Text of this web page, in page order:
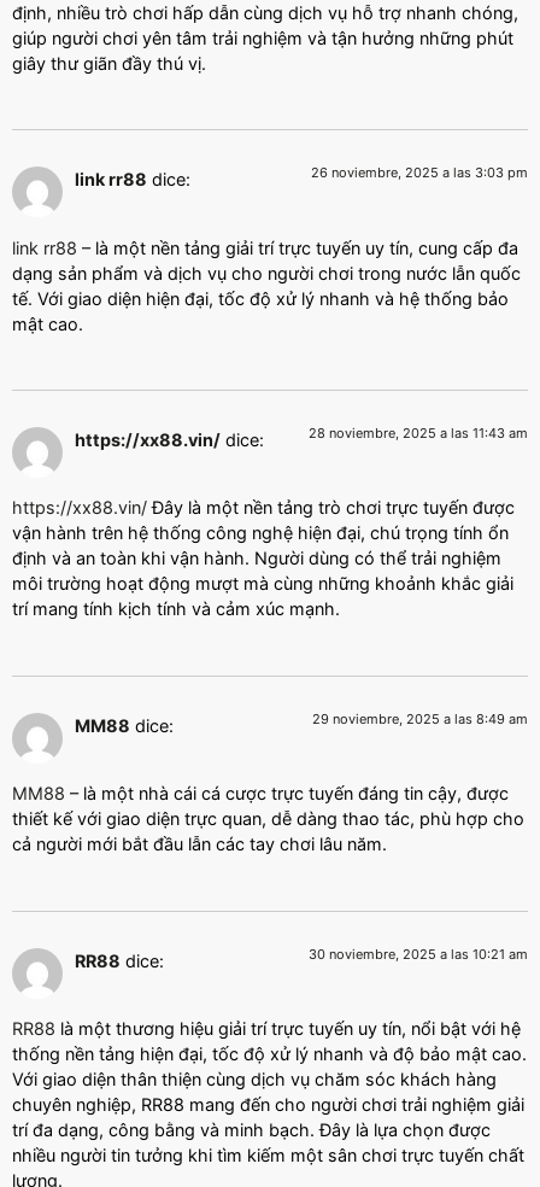
định, nhiều trò chơi hấp dẫn cùng dịch vụ hỗ trợ nhanh chóng,
giúp người chơi yên tâm trải nghiệm và tận hưởng những phút
giây thư giãn đầy thú vị.
link rr88 dice: 26 noviembre, 2025 a las 3:03 pm
link rr88 – là một nền tảng giải trí trực tuyến uy tín, cung cấp đa
dạng sản phẩm và dịch vụ cho người chơi trong nước lẫn quốc
tế. Với giao diện hiện đại, tốc độ xử lý nhanh và hệ thống bảo
mật cao.
https://xx88.vin/ dice: 28 noviembre, 2025 a las 11:43 am
https://xx88.vin/Đây là một nền tảng trò chơi trực tuyến được
vận hành trên hệ thống công nghệ hiện đại, chú trọng tính ổn
định và an toàn khi vận hành. Người dùng có thể trải nghiệm
môi trường hoạt động mượt mà cùng những khoảnh khắc giải
trí mang tính kịch tính và cảm xúc mạnh.
MM88 dice: 29 noviembre, 2025 a las 8:49 am
MM88 – là một nhà cái cá cược trực tuyến đáng tin cậy, được
thiết kế với giao diện trực quan, dễ dàng thao tác, phù hợp cho
cả người mới bắt đầu lẫn các tay chơi lâu năm.
RR88 dice: 30 noviembre, 2025 a las 10:21 am
RR88 là một thương hiệu giải trí trực tuyến uy tín, nổi bật với hệ
thống nền tảng hiện đại, tốc độ xử lý nhanh và độ bảo mật cao.
Với giao diện thân thiện cùng dịch vụ chăm sóc khách hàng
chuyên nghiệp, RR88 mang đến cho người chơi trải nghiệm giải
trí đa dạng, công bằng và minh bạch. Đây là lựa chọn được
nhiều người tin tưởng khi tìm kiếm một sân chơi trực tuyến chất
lượng.